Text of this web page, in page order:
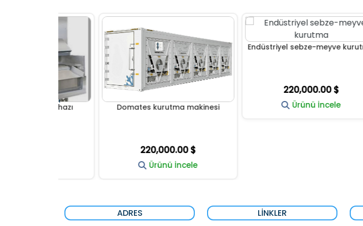
Domates kurutma makinesi
220,000.00 $
Ürünü İncele
Endüstriyel sebze-meyve kurutma
220,000.00 $
Ürünü İncele
‹
ADRES
LINKLER